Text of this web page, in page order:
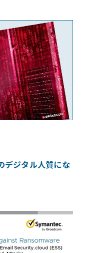
デジタル人質にな